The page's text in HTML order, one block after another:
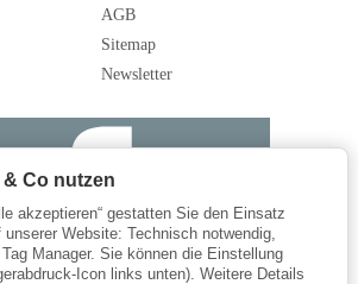
AGB
Sitemap
Newsletter
Co nutzen
akzeptieren“ gestatten Sie den Einsatz
Website: Technisch notwendig,
Manager. Sie können die Einstellung
Icon links unten). Weitere Details